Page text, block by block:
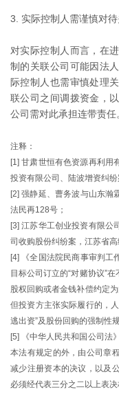
3. 实际控制人需谨慎对
对实际控制人而言，在
制的关联公司可能因法
际控制人也需审慎处理
联公司之间调拨资金，
公司需对此承担连带责任
注释：
[1] 甘肃世恒有色资源再利用
投资有限公司、陆波增资纠
[2] 强静延、曹务波与山东瀚
法民再128号；
[3] 江苏华工创业投资有限公
司收购股份纠纷案，江苏省
[4] 《全国法院民商事审判工
目标公司订立的“对赌协议”
股权回购或者金钱补偿约定
但投资方主张实际履行的，
逃出资”及股份回购的强制性
[5] 《中华人民共和国公司法
本法有规定的外，由公司章
减少注册资本的决议，以及
必须经代表三分之二以上表